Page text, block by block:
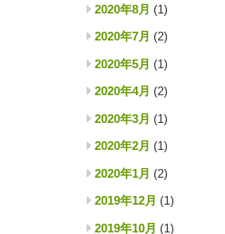
2020年8月 (1)
2020年7月 (2)
2020年5月 (1)
2020年4月 (2)
2020年3月 (1)
2020年2月 (1)
2020年1月 (2)
2019年12月 (1)
2019年10月 (1)